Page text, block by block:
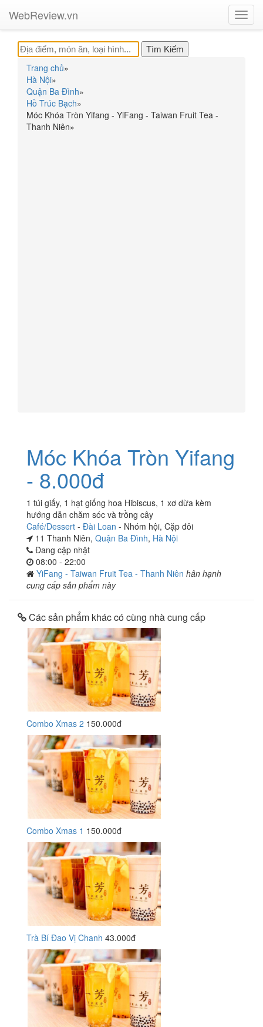
WebReview.vn
Trang chủ»
Hà Nội»
Quận Ba Đình»
Hồ Trúc Bạch»
Móc Khóa Tròn Yifang - YiFang - Taiwan Fruit Tea -
Thanh Niên»
Móc Khóa Tròn Yifang
- 8.000đ
1 túi giấy, 1 hạt giống hoa Hibiscus, 1 xơ dừa kèm
hướng dẫn chăm sóc và trồng cây
Café/Dessert - Đài Loan - Nhóm hội, Cặp đôi
11 Thanh Niên, Quận Ba Đình, Hà Nội
Đang cập nhật
08:00 - 22:00
YiFang - Taiwan Fruit Tea - Thanh Niên hân hạnh
cung cấp sản phẩm này
Các sản phẩm khác có cùng nhà cung cấp
Combo Xmas 2 150.000đ
Combo Xmas 1 150.000đ
Trà Bí Đao Vị Chanh 43.000đ